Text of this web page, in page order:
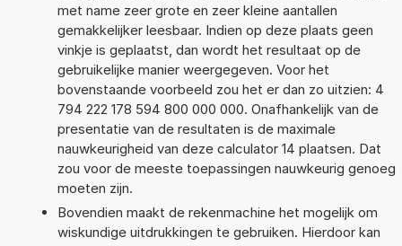
met name zeer grote en zeer kleine aantallen
gemakkelijker leesbaar. Indien op deze plaats geen
vinkje is geplaatst, dan wordt het resultaat op de
gebruikelijke manier weergegeven. Voor het
bovenstaande voorbeeld zou het er dan zo uitzien: 4
794 222 178 594 800 000 000. Onafhankelijk van de
presentatie van de resultaten is de maximale
nauwkeurigheid van deze calculator 14 plaatsen. Dat
zou voor de meeste toepassingen nauwkeurig genoeg
moeten zijn.
Bovendien maakt de rekenmachine het mogelijk om
wiskundige uitdrukkingen te gebruiken. Hierdoor kan